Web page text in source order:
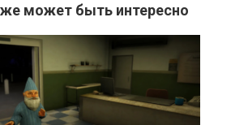
может быть интересно